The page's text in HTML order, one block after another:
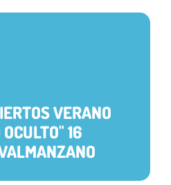
VERANO
16